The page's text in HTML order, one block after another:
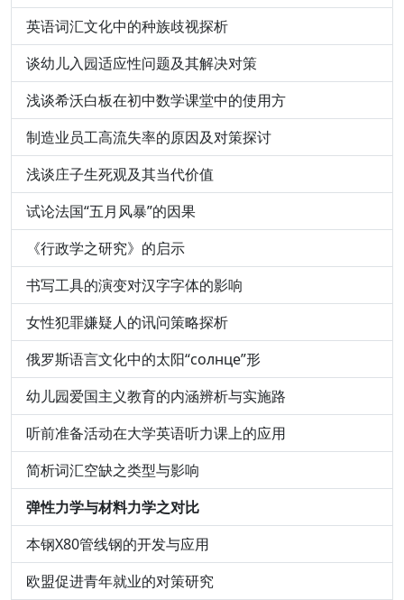
英语词汇文化中的种族歧视探析
谈幼儿入园适应性问题及其解决对策
浅谈希沃白板在初中数学课堂中的使用方
制造业员工高流失率的原因及对策探讨
浅谈庄子生死观及其当代价值
试论法国“五月风暴”的因果
《行政学之研究》的启示
书写工具的演变对汉字字体的影响
女性犯罪嫌疑人的讯问策略探析
俄罗斯语言文化中的太阳“солнце”形
幼儿园爱国主义教育的内涵辨析与实施路
听前准备活动在大学英语听力课上的应用
简析词汇空缺之类型与影响
弹性力学与材料力学之对比
本钢X80管线钢的开发与应用
欧盟促进青年就业的对策研究